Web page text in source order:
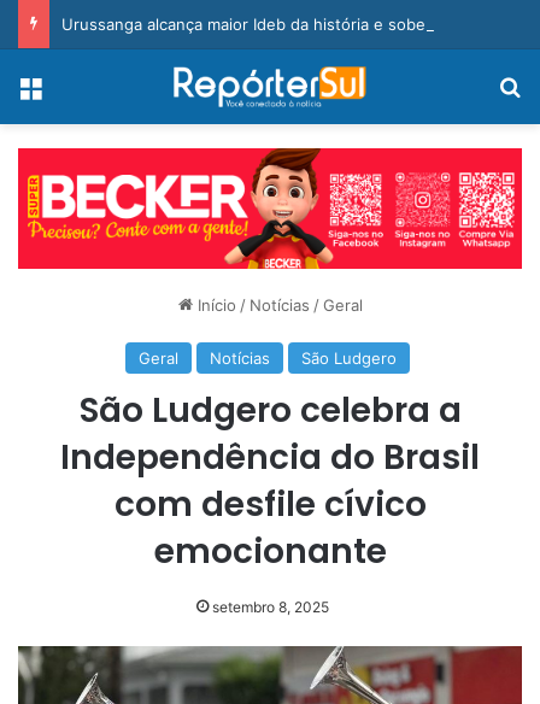
Menu
Início / Notícias / Geral
Geral Notícias São Ludgero
São Ludgero celebra a
Independência do Brasil
com desfile cívico
emocionante
setembro 8, 2025